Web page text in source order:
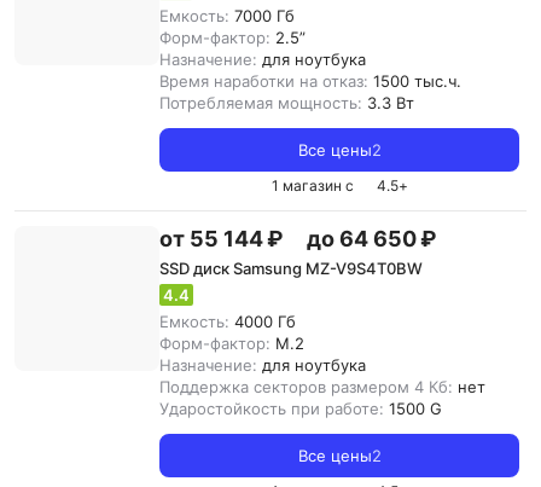
Емкость: 7000 Гб
Форм-фактор: 2.5”
Назначение: для ноутбука
Время наработки на отказ: 1500 тыс.ч.
Потребляемая мощность: 3.3 Вт
Все цены2
1 магазин с 4.5+
от 55 144 ₽ до 64 650 ₽
SSD диск Samsung MZ-V9S4T0BW
4.4
Емкость: 4000 Гб
Форм-фактор: M.2
Назначение: для ноутбука
Поддержка секторов размером 4 Кб: нет
Ударостойкость при работе: 1500 G
Все цены2